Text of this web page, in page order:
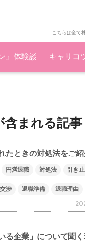
こちらは全て
』体験談 キャリコ
含まれる記事
たときの対処法をご紹
円満退職 対処法 引き
渉 退職準備 退職理由
る企業」について聞く